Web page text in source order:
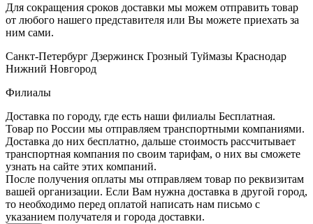
Для сокращения сроков доставки мы можем отправить товар
от любого нашего представителя или Вы можете приехать за
ним сами.
Санкт-Петербург Дзержинск Грозный Туймазы Краснодар
Нижний Новгород
Филиалы
Доставка по городу, где есть наши филиалы Бесплатная.
Товар по России мы отправляем транспортными компаниями.
Доставка до них бесплатно, дальше стоимость рассчитывает
транспортная компания по своим тарифам, о них вы сможете
узнать на сайте этих компаний.
После получения оплаты мы отправляем товар по реквизитам
вашей организации. Если Вам нужна доставка в другой город,
то необходимо перед оплатой написать нам письмо с
указанием получателя и города доставки.